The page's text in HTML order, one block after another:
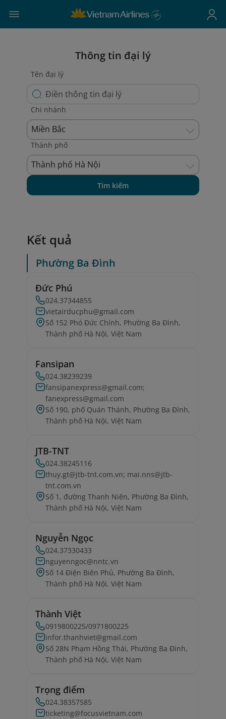
Thông tin đại lý
Tên đại lý
Chi nhánh
Miền Bắc
Thành phố
Thành phố Hà Nội
Tìm kiếm
Kết quả
Phường Ba Đình
Đức Phú
024.37344855
vietairducphu@gmail.com
Số 152 Phó Đức Chính, Phường Ba Đình,
Thành phố Hà Nội, Việt Nam
Fansipan
024.38239239
fansipanexpress@gmail.com;
fanexpress@gmail.com
Số 190, phố Quán Thánh, Phường Ba Đình,
Thành phố Hà Nội, Việt Nam
JTB-TNT
024.38245116
thuy.gt@jtb-tnt.com.vn; mai.nns@jtb-
tnt.com.vn
Số 1, đường Thanh Niên, Phường Ba Đình,
Thành phố Hà Nội, Việt Nam
Nguyễn Ngọc
024.37330433
nguyenngoc@nntc.vn
Số 14 Điện Biên Phủ, Phường Ba Đình,
Thành phố Hà Nội, Việt Nam
Thành Việt
0919800225/0971800225
infor.thanhviet@gmail.com
Số 28N Phạm Hồng Thái, Phường Ba Đình,
Thành phố Hà Nội, Việt Nam
Trọng điểm
024.38357585
ticketing@focusvietnam.com